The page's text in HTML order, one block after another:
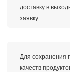
доставку в
заявку
Для сохранения
качеств